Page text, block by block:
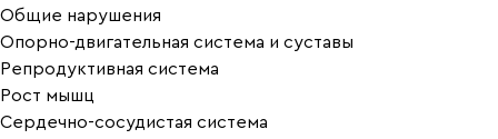
Общие нарушения
Опорно-двигательная система и суставы
Репродуктивная система
Рост мышц
Сердечно-сосудистая система